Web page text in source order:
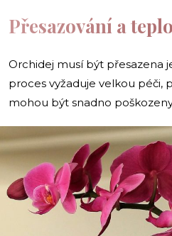
Přesazování a
Orchidej musí být přesazena
proces vyžaduje velkou péči,
mohou být snadno